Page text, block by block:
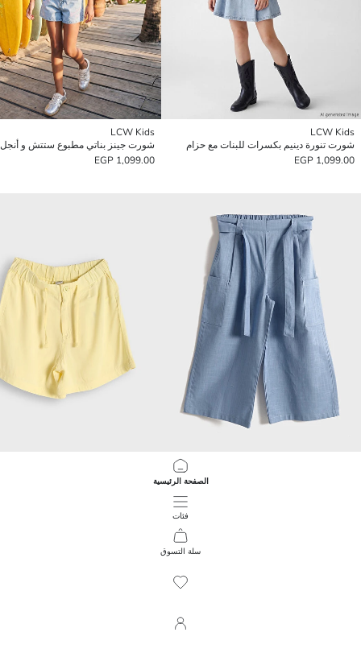
الصفحة الرئيسية
فئات
سلة التسوق
LCW Kids
شورت تنورة دينيم بكسرات للبنات مع حزام
1,099.00 EGP
LCW Kids
شورت جينز بناتي مطبوع ستتش و أنجل
1,099.00 EGP
شورتات أساسية للبنات بخصر مرن